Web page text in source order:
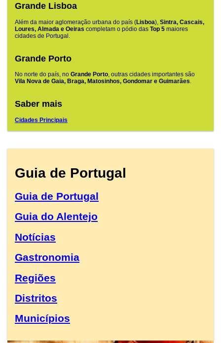
Grande Lisboa
Além da maior aglomeração urbana do país (Lisboa), Sintra, Cascais,
Loures, Almada e Oeiras completam o pódio das Top 5 maiores
cidades de Portugal.
Grande Porto
No norte do país, no Grande Porto, outras cidades importantes são
Vila Nova de Gaia, Braga, Matosinhos, Gondomar e Guimarães.
Saber mais
Cidades Principais
Guia de Portugal
Guia de Portugal
Guia do Alentejo
Notícias
Gastronomia
Regiões
Distritos
Municípios